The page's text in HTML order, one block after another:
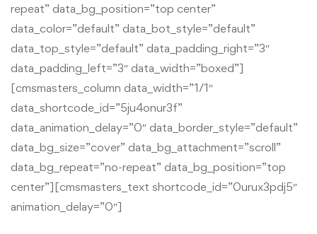
Restauration
Sport
Appels d’offres
Liens utiles
repeat” data_bg_position=”top center”
data_color=”default” data_bot_style=”default”
data_top_style=”default” data_padding_right=”3″
data_padding_left=”3″ data_width=”boxed”]
[cmsmasters_column data_width=”1/1″
data_shortcode_id=”5ju4onur3f”
data_animation_delay=”0″ data_border_style=”default”
data_bg_size=”cover” data_bg_attachment=”scroll”
data_bg_repeat=”no-repeat” data_bg_position=”top
center”][cmsmasters_text shortcode_id=”0urux3pdj5″
animation_delay=”0″]